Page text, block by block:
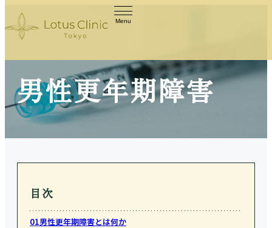
Menu
男性更年期障害
目次
01男性更年期障害とは何か